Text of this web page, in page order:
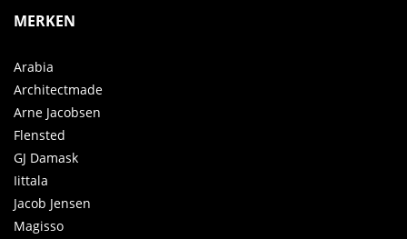
MERKEN
Arabia
Architectmade
Arne Jacobsen
Flensted
GJ Damask
Iittala
Jacob Jensen
Magisso